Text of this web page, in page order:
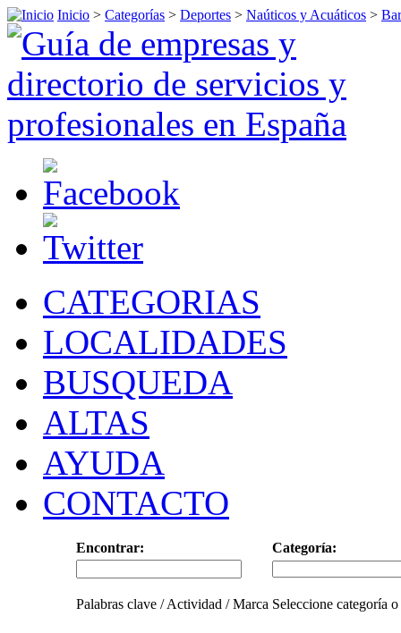
Inicio > Categorías > Deportes > Naúticos y Acuáticos >
CATEGORIAS
LOCALIDADES
BUSQUEDA
ALTAS
AYUDA
CONTACTO
Encontrar: Categoría:
Palabras clave / Actividad / Marca Seleccione categoría